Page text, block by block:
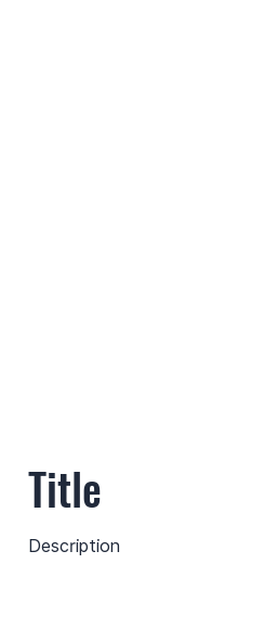
Title
Description